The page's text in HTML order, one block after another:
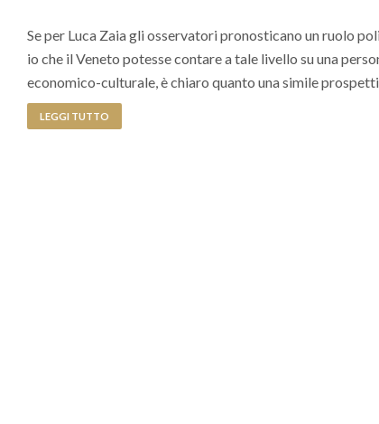
Se per Luca Zaia gli osservatori pronosticano un ruolo
io che il Veneto potesse contare a tale livello su una
economico-culturale, è chiaro quanto una simile
LEGGI TUTTO